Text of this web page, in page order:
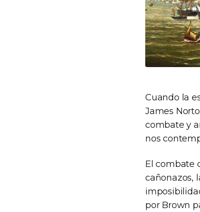
Cuando la
James
combate y
nos
El combate
cañonazos,
por Brown